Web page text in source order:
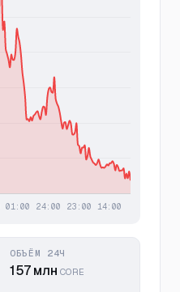
ОБЪЁМ 24Ч
157 млн CORE